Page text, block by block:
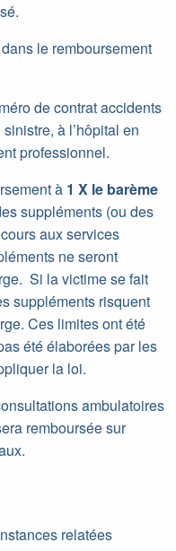
le remboursement
de contrat accidents
à l’hôpital en
professionnel.
à 1 X le barème
suppléments (ou des
aux services
ne seront
Si la victime se fait
suppléments risquent
Ces limites ont été
été élaborées par les
la loi.
ambulatoires
remboursée sur
relatées